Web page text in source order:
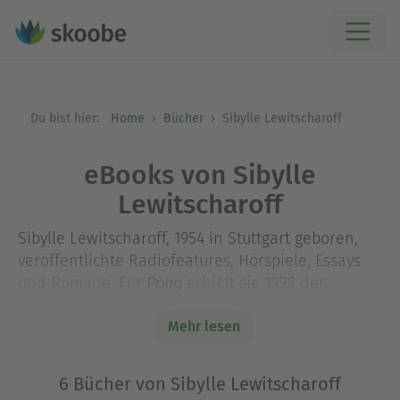
Du bist hier: Home Bücher Sibylle Lewitscharoff
eBooks von Sibylle
Lewitscharoff
Sibylle Lewitscharoff, 1954 in Stuttgart geboren,
veröffentlichte Radiofeatures, Hörspiele, Essays
wurde 2009 mit dem Preis der Leipziger
dem Georg-Büchner-Preis ausgezeichnet. Ihr
Mehr lesen
6 Bücher von Sibylle Lewitscharoff